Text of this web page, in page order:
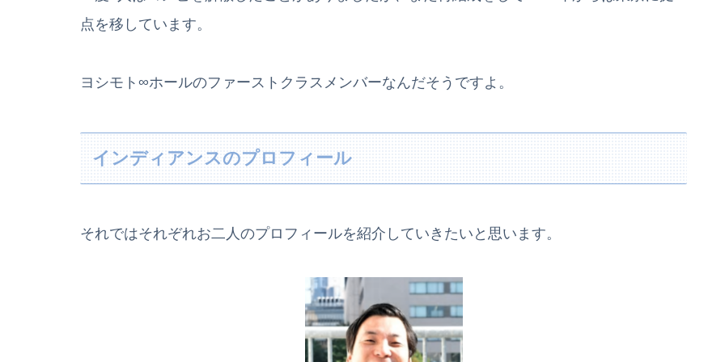
点を移しています。
ヨシモト∞ホールのファーストクラスメンバーなんだそうですよ。
インディアンスのプロフィール
それではそれぞれお二人のプロフィールを紹介していきたいと思います。